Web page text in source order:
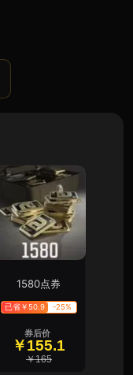
1580点券
已省￥50.9 -25%
券后价
￥155.1
￥165